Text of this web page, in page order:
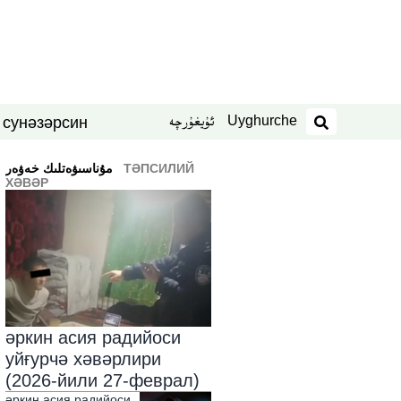
нәзәрсин ئۇيغۇرچە Uyghurche
издәш
ТӘПСИЛИЙ
ХӘВӘР
әркин асия радийоси
уйғурчә хәвәрлири
(2026-йили 27-феврал)